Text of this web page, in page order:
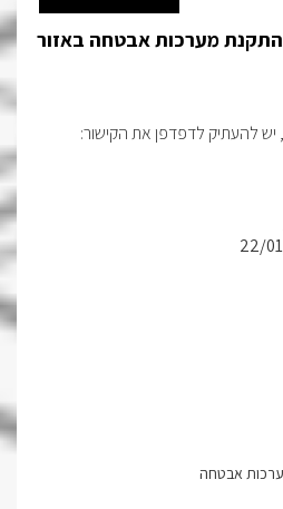
מערכות אבטחה באזור
להורדת האומדן בפורמט skn, יש להעתיק לדפדפן את הקישור:
22/
אבטחה